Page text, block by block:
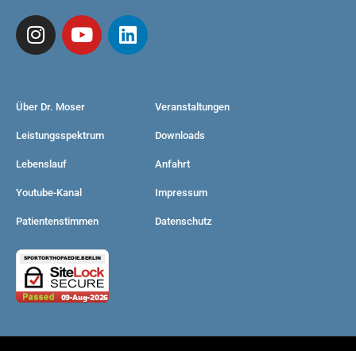
Über Dr. Moser
Leistungsspektrum
Lebenslauf
Youtube-Kanal
Patientenstimmen
Veranstaltungen
Downloads
Anfahrt
Impressum
Datenschutz